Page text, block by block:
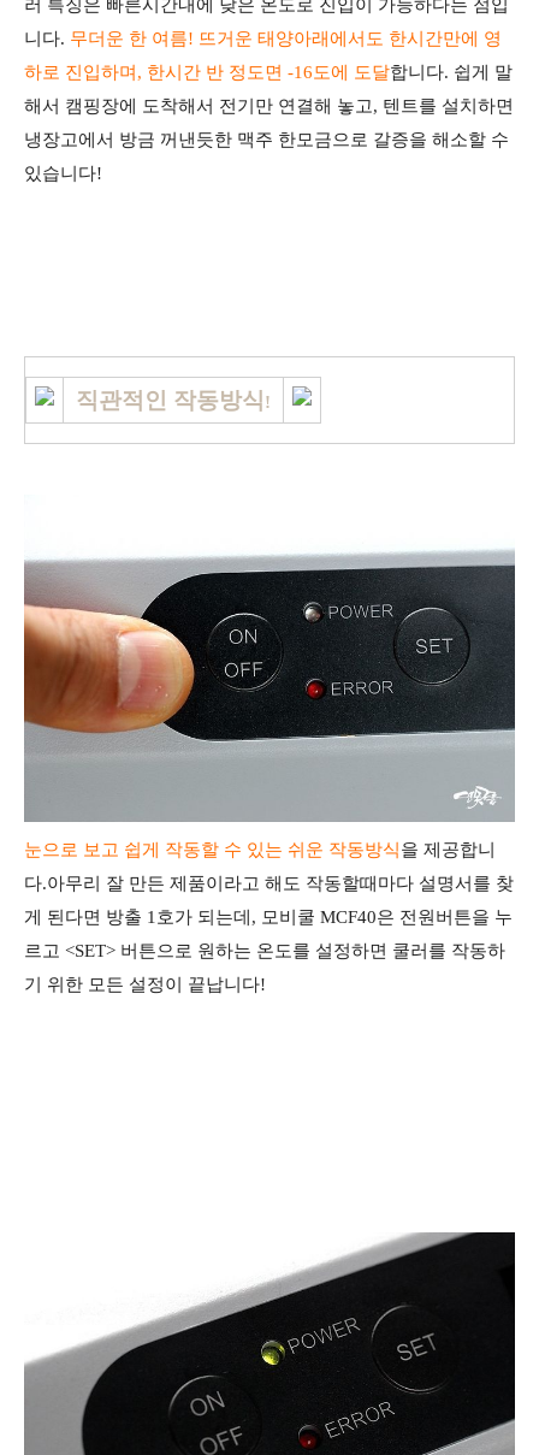
러 특징은 빠른시간내에 낮은 온도로 진입이 가능하다는 점입
니다. 무더운 한 여름! 뜨거운 태양아래에서도 한시간만에 영
하로 진입하며, 한시간 반 정도면 -16도에 도달합니다. 쉽게 말
해서 캠핑장에 도착해서 전기만 연결해 놓고, 텐트를 설치하면
냉장고에서 방금 꺼낸듯한 맥주 한모금으로 갈증을 해소할 수
있습니다!
직관적인 작동방식 !
눈으로 보고 쉽게 작동할 수 있는 쉬운 작동방식을 제공합니
다.아무리 잘 만든 제품이라고 해도 작동할때마다 설명서를 찾
게 된다면 방출 1호가 되는데, 모비쿨 MCF40은 전원버튼을 누
르고 <SET> 버튼으로 원하는 온도를 설정하면 쿨러를 작동하
기 위한 모든 설정이 끝납니다!